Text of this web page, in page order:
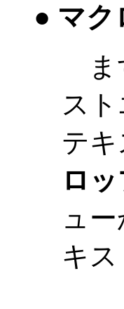
● マク
ま
ス
テ
ロ
ュー
キ